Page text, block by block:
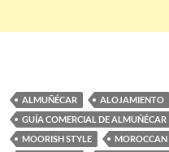
ALMUÑÉCAR ALOJAMIENTO
GUÍA COMERCIAL DE ALMUÑÉCAR
MOORISH STYLE
MOROCCAN